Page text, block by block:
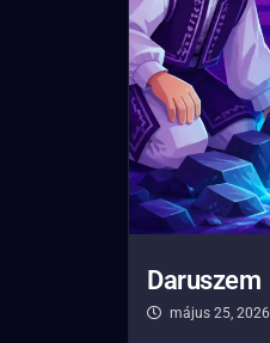
Daruszem
május 25, 2026